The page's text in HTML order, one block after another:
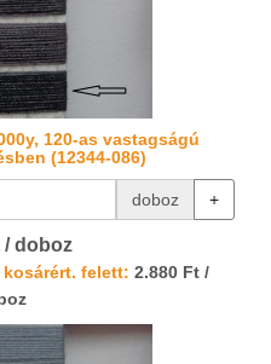
120-as vastagságú
(12344-086)
doboz +
/ doboz
kosárért. felett: 2.880 Ft /